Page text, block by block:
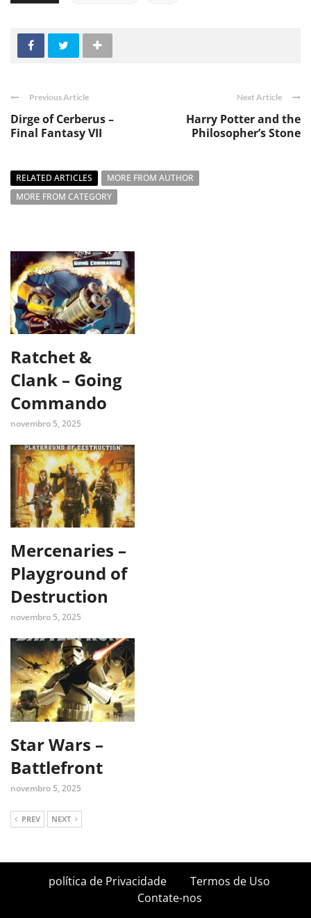
Previous Article
Dirge of Cerberus –
Final Fantasy VII
Next Article
Harry Potter and the
Philosopher’s Stone
RELATED ARTICLES
MORE FROM AUTHOR
MORE FROM CATEGORY
Ratchet &
Clank – Going
Commando
novembro 5, 2025
Mercenaries –
Playground of
Destruction
novembro 5, 2025
Star Wars –
Battlefront
novembro 5, 2025
PREV NEXT
política de Privacidade
Termos de Uso
Contate-nos